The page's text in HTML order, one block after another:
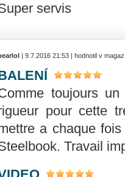
servis
| 9.7.2016 21:53 | hodnotil v
toujours
pour cette
a chaque
Travail